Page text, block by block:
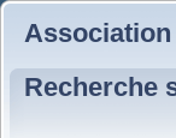
Recherche